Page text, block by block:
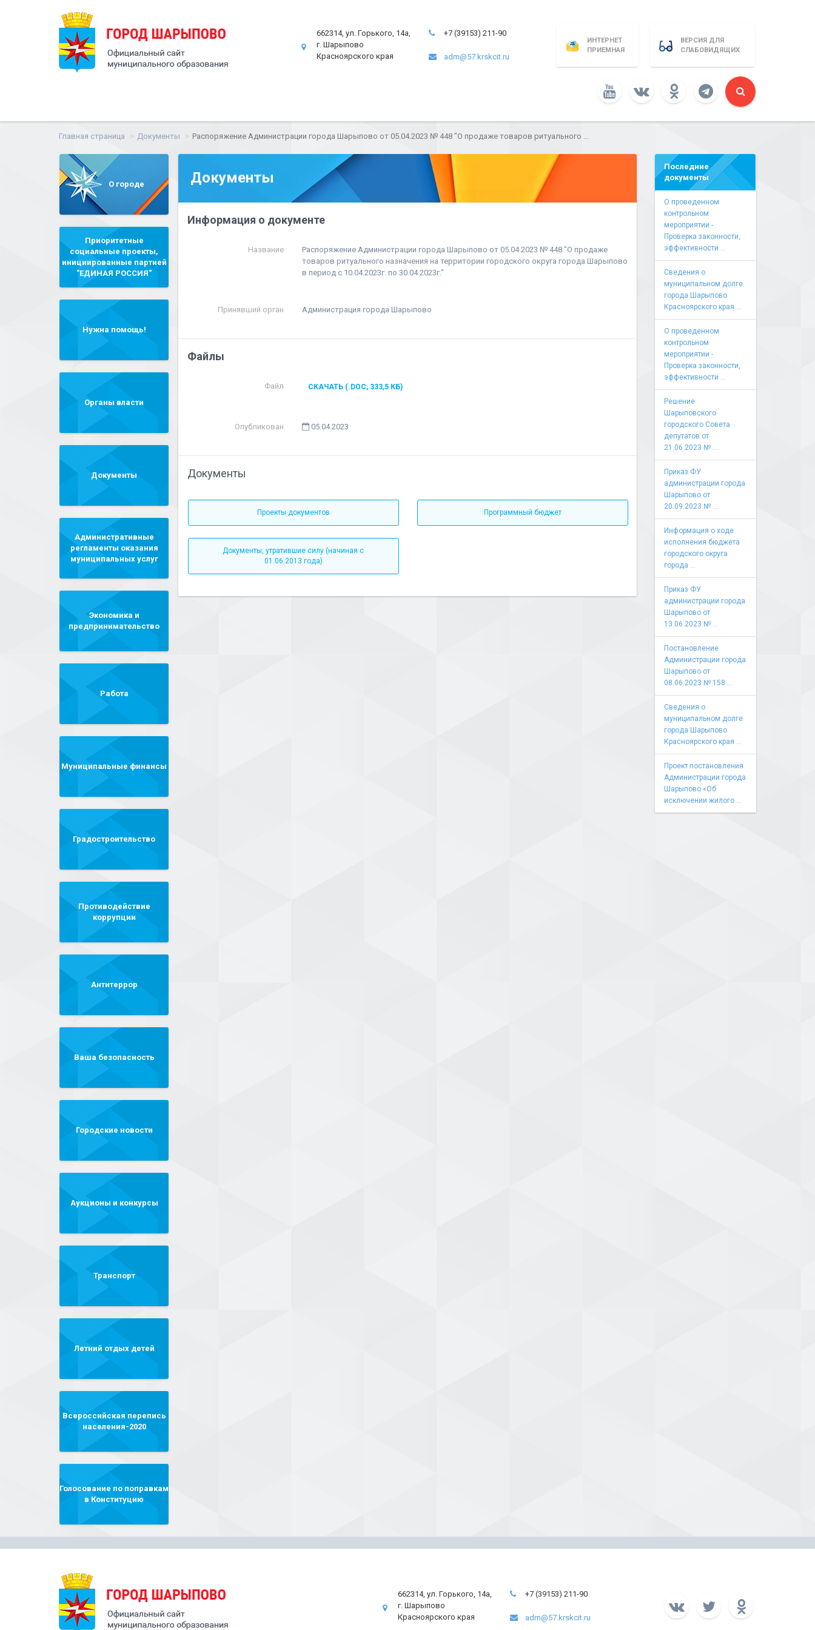
662314, ул. Горького, 14а,
г. Шарыпово
Красноярского края
+7 (39153) 211-90
adm@57.krskcit.ru
ИНТЕРНЕТ
ПРИЕМНАЯ
ВЕРСИЯ ДЛЯ
СЛАБОВИДЯЩИХ
Главная страница Документы Распоряжение Администрации города Шарыпово от 05.04.2023 № 448 "О продаже товаров ритуального ...
О городе
Приоритетные
социальные проекты,
инициированные партией
"ЕДИНАЯ РОССИЯ"
Нужна помощь!
Органы власти
Документы
Административные
регламенты оказания
муниципальных услуг
Экономика и
предпринимательство
Работа
Муниципальные финансы
Градостроительство
Противодействие
коррупции
Антитеррор
Ваша безопасность
Городские новости
Аукционы и конкурсы
Транспорт
Летний отдых детей
Всероссийская перепись
населения-2020
Голосование по поправкам
в Конституцию
Документы
Информация о документе
Название
Распоряжение Администрации города Шарыпово от 05.04.2023 № 448 "О продаже
товаров ритуального назначения на территории городского округа города Шарыпово
в период с 10.04.2023г. по 30.04.2023г."
Принявший орган Администрация города Шарыпово
Файлы
Файл СКАЧАТЬ (.DOC, 333,5 КБ)
Опубликован 05.04.2023
Документы
Проекты документов
Документы, утратившие силу (начиная с
01.06.2013 года)
Программный бюджет
Последние
документы
О проведенном
контрольном
мероприятии -
Проверка законности,
эффективности ...
Сведения о
муниципальном долге
города Шарыпово
Красноярского края ...
О проведенном
контрольном
мероприятии -
Проверка законности,
эффективности ...
Решение
Шарыповского
городского Совета
депутатов от
21.06.2023 № ...
Приказ ФУ
администрации города
Шарыпово от
20.09.2023 № ...
Информация о ходе
исполнения бюджета
городского округа
города ...
Приказ ФУ
администрации города
Шарыпово от
13.06.2023 № ...
Постановление
Администрации города
Шарыпово от
08.06.2023 № 158 ...
Сведения о
муниципальном долге
города Шарыпово
Красноярского края ...
Проект постановления
Администрации города
Шарыпово «Об
исключении жилого ...
662314, ул. Горького, 14а,
г. Шарыпово
Красноярского края
+7 (39153) 211-90
adm@57.krskcit.ru